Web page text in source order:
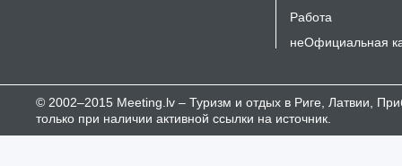
Работа
неОфициальная
© 2002–2015 Meeting.lv – Туризм и отдых в Риге, Латвии,
только при наличии активной ссылки на источник.